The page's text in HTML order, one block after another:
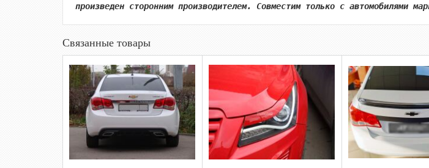
произведен сторонним производителем. Совместим только с автомобилями
Связанные товары